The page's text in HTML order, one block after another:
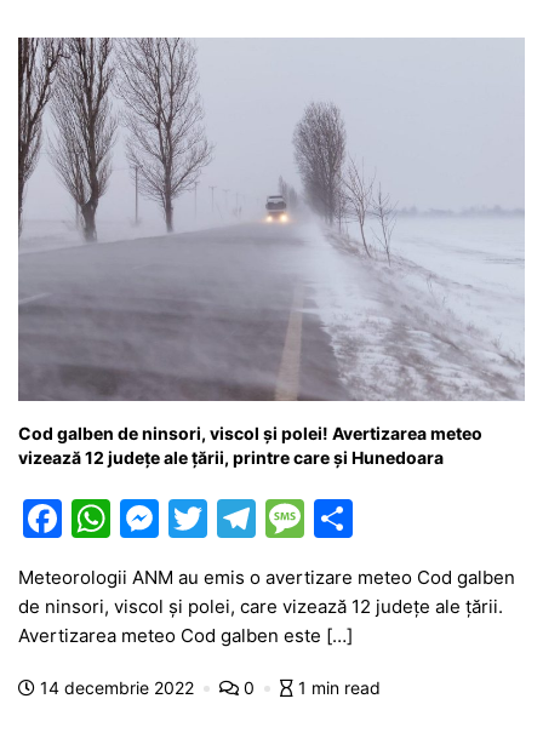
o
k
p g
er
e ă
Cod galben de ninsori, viscol și polei! Avertizarea meteo
vizează 12 județe ale țării, printre care și Hunedoara
F
c
e
b
W
h
at
s
A
M
s
s
e
T
w
itt
er
T
e
gr
a
m
M
e
s
s
a
ta
a
Meteorologii ANM au emis o avertizare meteo Cod galben
de ninsori, viscol și polei, care vizează 12 județe ale țării.
Avertizarea meteo Cod galben este […]
14 decembrie 2022 0 1 min read